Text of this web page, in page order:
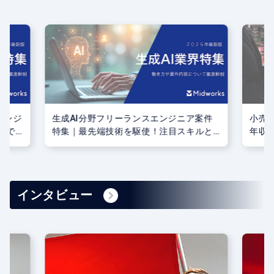
ンジ
で
生成AI分野フリーランスエンジニア案件
特集｜最先端技術を駆使！注目スキルと
小売
年収
インタビュー